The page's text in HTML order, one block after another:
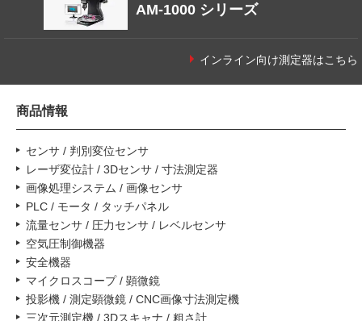
AM-1000 シリーズ
インライン向け測定器はこちら
商品情報
センサ / 判別変位センサ
レーザ変位計 / 3Dセンサ / 寸法測定器
画像処理システム / 画像センサ
PLC / モータ / タッチパネル
流量センサ / 圧力センサ / レベルセンサ
空気圧制御機器
安全機器
マイクロスコープ / 顕微鏡
投影機 / 測定顕微鏡 / CNC画像寸法測定機
三次元測定機 / 3Dスキャナ / 粗さ計